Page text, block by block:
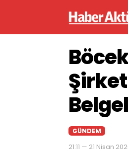
GÜNDEM
21:11 — 21 Nisan